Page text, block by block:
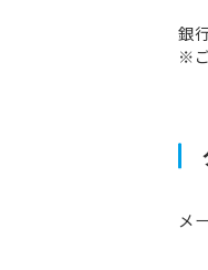
銀
※
メ